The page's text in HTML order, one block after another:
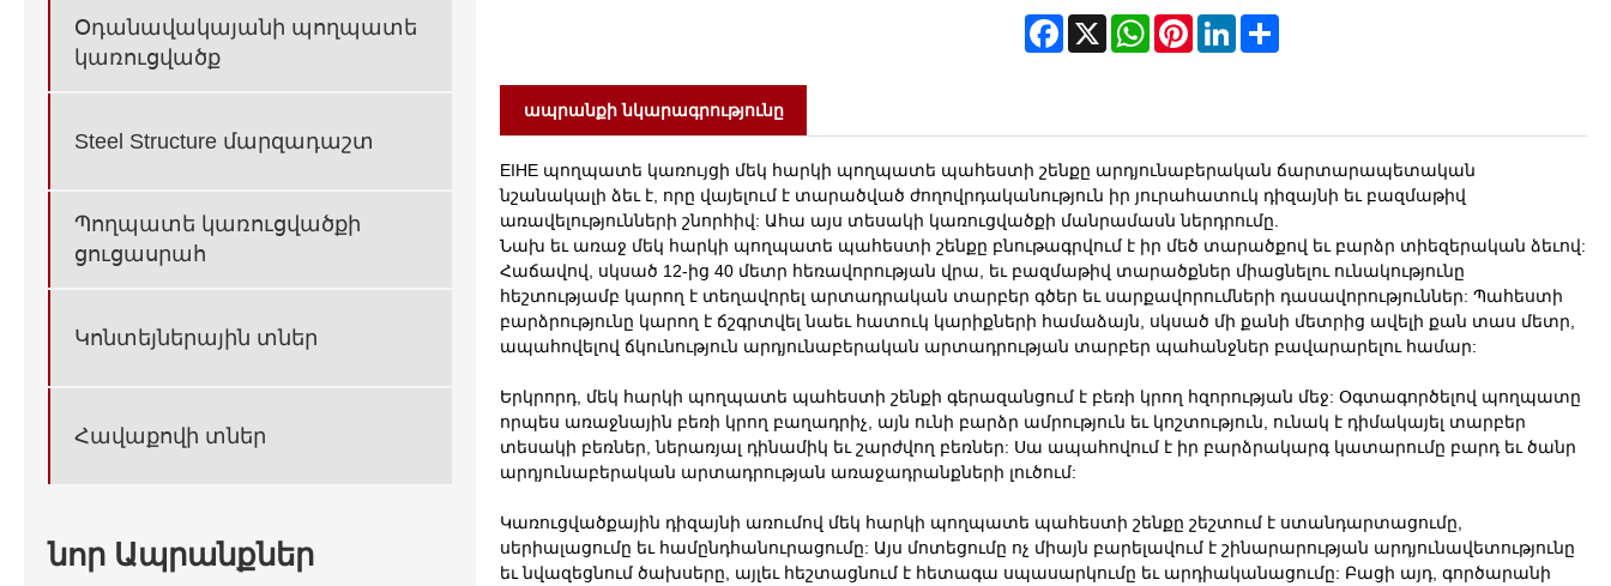
Օդանավակայանի պողպատե
կառուցվածք
Steel Structure մարզադաշտ
Պողպատե կառուցվածքի
ցուցասրահ
Կոնտեյներային տներ
Հավաքովի տներ
նոր Ապրանքներ
Facebook
X WhatsAppPinterestLinkedInShare
ապրանքի նկարագրությունը
EIHE պողպատե կառույցի մեկ հարկի պողպատե պահեստի շենքը արդյունաբերական ճարտարապետական ​​
նշանակալի ձեւ է, որը վայելում է տարածված ժողովրդականություն իր յուրահատուկ դիզայնի եւ բազմաթիվ
առավելությունների շնորհիվ: Ահա այս տեսակի կառուցվածքի մանրամասն ներդրումը.
Նախ եւ առաջ մեկ հարկի պողպատե պահեստի շենքը բնութագրվում է իր մեծ տարածքով եւ բարձր տիեզերական ձեւով:
Հաճավով, սկսած 12-ից 40 մետր հեռավորության վրա, եւ բազմաթիվ տարածքներ միացնելու ունակությունը
հեշտությամբ կարող է տեղավորել արտադրական տարբեր գծեր եւ սարքավորումների դասավորություններ: Պահեստի
բարձրությունը կարող է ճշգրտվել նաեւ հատուկ կարիքների համաձայն, սկսած մի քանի մետրից ավելի քան տաս մետր,
ապահովելով ճկունություն արդյունաբերական արտադրության տարբեր պահանջներ բավարարելու համար:
Երկրորդ, մեկ հարկի պողպատե պահեստի շենքի գերազանցում է բեռի կրող հզորության մեջ: Օգտագործելով պողպատը
որպես առաջնային բեռի կրող բաղադրիչ, այն ունի բարձր ամրություն եւ կոշտություն, ունակ է դիմակայել տարբեր
տեսակի բեռներ, ներառյալ դինամիկ եւ շարժվող բեռներ: Սա ապահովում է իր բարձրակարգ կատարումը բարդ եւ ծանր
արդյունաբերական արտադրության առաջադրանքների լուծում:
Կառուցվածքային դիզայնի առումով մեկ հարկի պողպատե պահեստի շենքը շեշտում է ստանդարտացումը,
սերիալացումը եւ համընդհանուրացումը: Այս մոտեցումը ոչ միայն բարելավում է շինարարության արդյունավետությունը
եւ նվազեցնում ծախսերը, այլեւ հեշտացնում է հետագա սպասարկումը եւ արդիականացումը: Բացի այդ, գործարանի